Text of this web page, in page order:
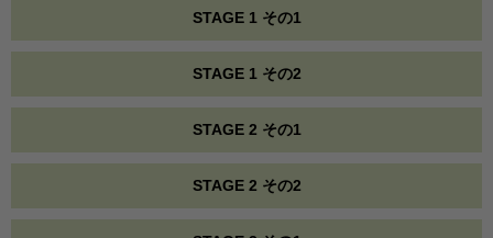
STAGE 1 その1
STAGE 1 その2
STAGE 2 その1
STAGE 2 その2